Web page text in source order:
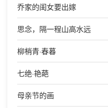
乔家的闺女要出嫁
思念，隔一程山高水远
柳梢青·春暮
七绝·艳葩
母亲节的画